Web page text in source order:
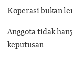
Koperasi bukan
Anggota tidak
keputusan.